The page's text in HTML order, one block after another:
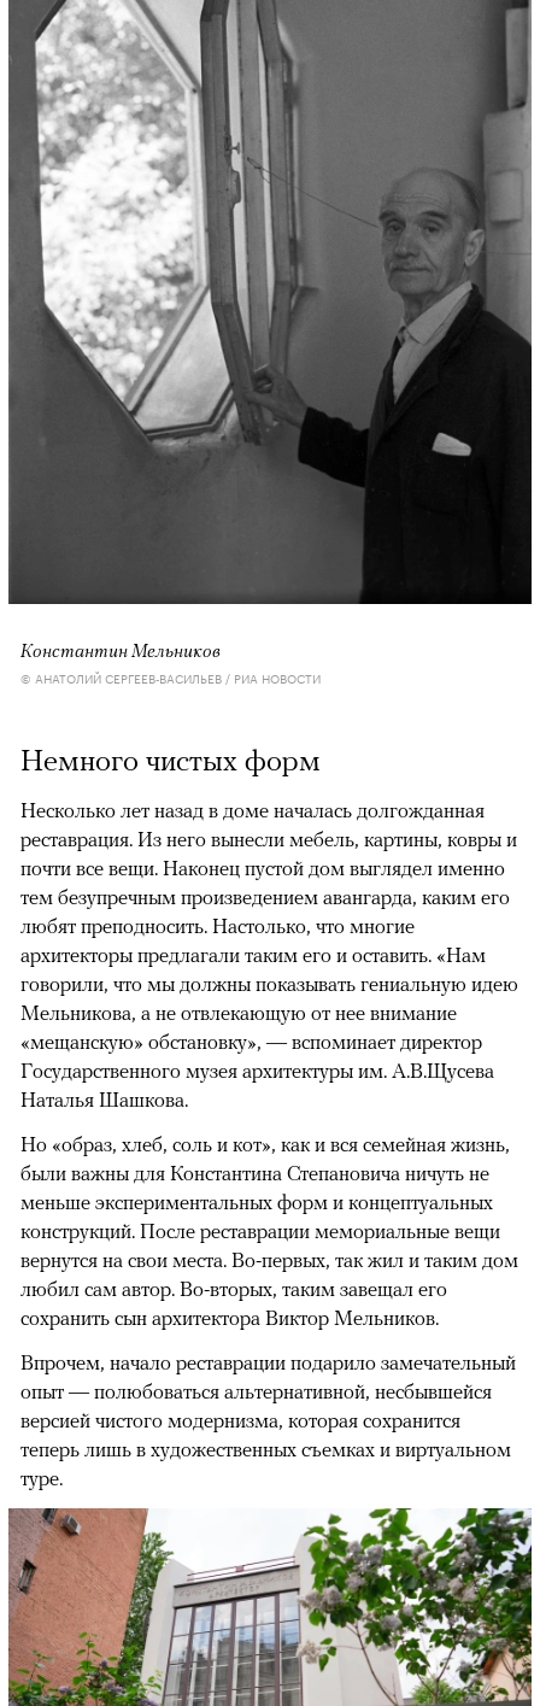
Константин Мельников
© АНАТОЛИЙ СЕРГЕЕВ-ВАСИЛЬЕВ / РИА НОВОСТИ
Немного чистых форм
Несколько лет назад в доме началась долгожданная
реставрация. Из него вынесли мебель, картины, ковры и
почти все вещи. Наконец пустой дом выглядел именно
тем безупречным произведением авангарда, каким его
любят преподносить. Настолько, что многие
архитекторы предлагали таким его и оставить. «Нам
говорили, что мы должны показывать гениальную идею
Мельникова, а не отвлекающую от нее внимание
«мещанскую» обстановку», — вспоминает директор
Государственного музея архитектуры им. А.В.Щусева
Наталья Шашкова.
Но «образ, хлеб, соль и кот», как и вся семейная жизнь,
были важны для Константина Степановича ничуть не
меньше экспериментальных форм и концептуальных
конструкций. После реставрации мемориальные вещи
вернутся на свои места. Во-первых, так жил и таким дом
любил сам автор. Во-вторых, таким завещал его
сохранить сын архитектора Виктор Мельников.
Впрочем, начало реставрации подарило замечательный
опыт — полюбоваться альтернативной, несбывшейся
версией чистого модернизма, которая сохранится
теперь лишь в художественных съемках и виртуальном
туре.